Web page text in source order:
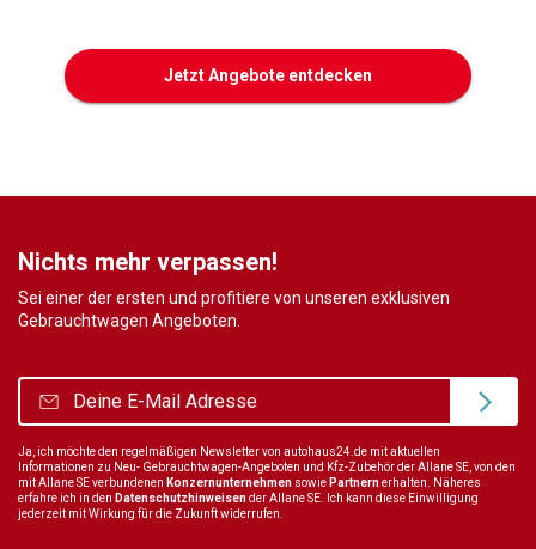
Jetzt Angebote entdecken
Nichts mehr verpassen!
Sei einer der ersten und profitiere von unseren exklusiven
Gebrauchtwagen Angeboten.
Ja, ich möchte den regelmäßigen Newsletter von autohaus24.de mit aktuellen
Informationen zu Neu- Gebrauchtwagen-Angeboten und Kfz-Zubehör der Allane SE, von den
mit Allane SE verbundenen Konzernunternehmen sowie Partnernerhalten. Näheres
erfahre ich in den Datenschutzhinweisender Allane SE. Ich kann diese Einwilligung
jederzeit mit Wirkung für die Zukunft widerrufen.